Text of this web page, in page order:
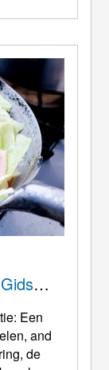
zijn ma
Inkoop
Een
and
, de